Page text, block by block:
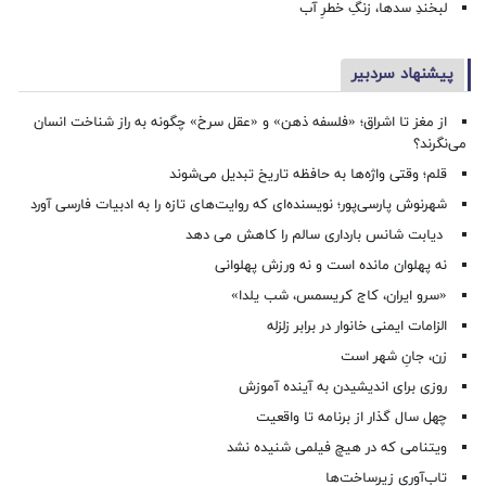
لبخندِ سدها، زنگِ خطرِ آب
پیشنهاد سردبیر
از مغز تا اشراق؛ «فلسفه ذهن» و «عقل سرخ» چگونه به راز شناخت انسان
می‌نگرند؟
قلم؛ وقتی واژه‌ها به حافظه تاریخ تبدیل می‌شوند
شهرنوش پارسی‌پور؛ نویسنده‌ای که روایت‌های تازه را به ادبیات فارسی آورد
دیابت شانس بارداری سالم را کاهش می دهد
نه پهلوان مانده است و نه ورزش پهلوانی
«سرو ایران، کاج کریسمس، شب یلدا»
الزامات ایمنی خانوار در برابر زلزله
زن، جانِ شهر است
روزی برای اندیشیدن به آینده آموزش
چهل سال گذار از برنامه تا واقعیت
ویتنامی که در هیچ فیلمی شنیده نشد
تاب‌آوری زیرساخت‌ها